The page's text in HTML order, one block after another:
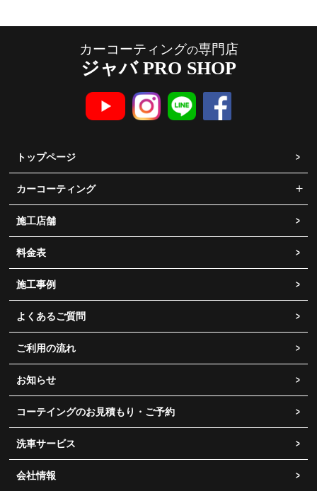
カーコーティングの専門店
ジャバ PRO SHOP
トップページ
カーコーティング
施工店舗
料金表
施工事例
よくあるご質問
ご利用の流れ
お知らせ
コーテイングのお見積もり・ご予約
洗車サービス
会社情報